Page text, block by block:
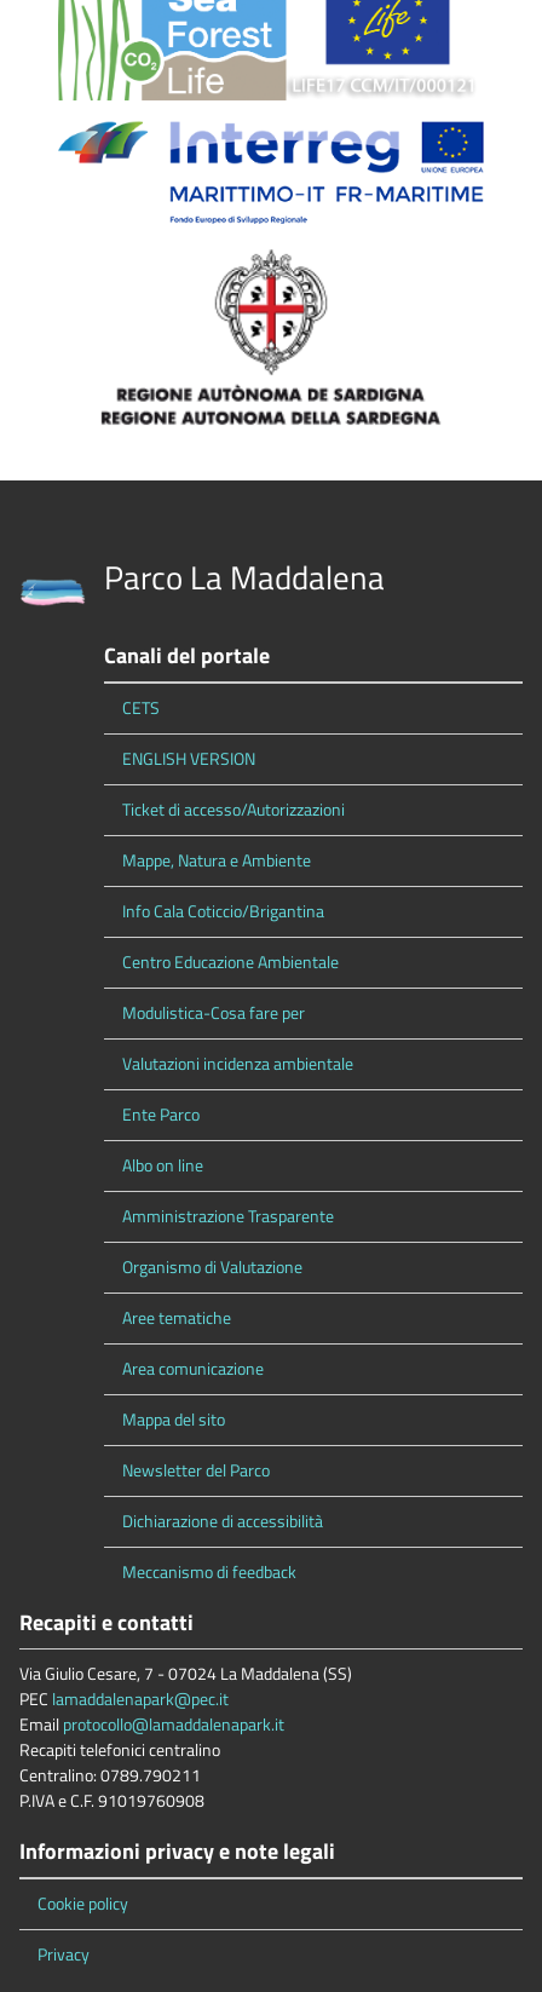
Parco La Maddalena
Canali del portale
CETS
ENGLISH VERSION
Ticket di accesso/Autorizzazioni
Mappe, Natura e Ambiente
Info Cala Coticcio/Brigantina
Centro Educazione Ambientale
Modulistica-Cosa fare per
Valutazioni incidenza ambientale
Ente Parco
Albo on line
Amministrazione Trasparente
Organismo di Valutazione
Aree tematiche
Area comunicazione
Mappa del sito
Newsletter del Parco
Dichiarazione di accessibilità
Meccanismo di feedback
Recapiti e contatti
Via Giulio Cesare, 7 - 07024 La Maddalena (SS)
PEC lamaddalenapark@pec.it
Emailprotocollo@lamaddalenapark.it
Recapiti telefonici centralino
Centralino: 0789.790211
P.IVA e C.F. 91019760908
Informazioni privacy e note legali
Cookie policy
Privacy